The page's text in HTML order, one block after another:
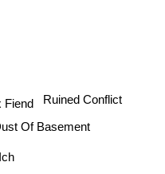
Fiend
Of Basement
Ruined Conflict